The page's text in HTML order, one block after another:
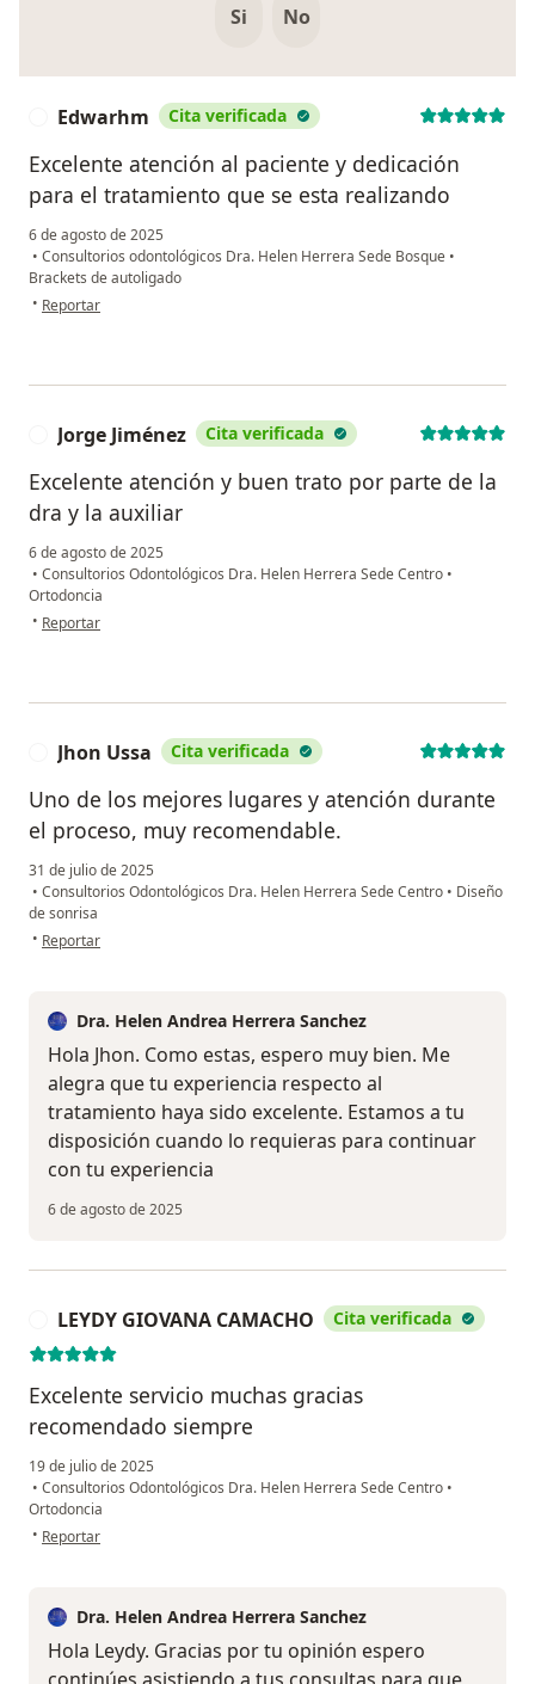
Si No
Edwarhm Cita verificada
Excelente atención al paciente y dedicación
para el tratamiento que se esta realizando
6 de agosto de 2025
• Consultorios odontológicos Dra. Helen Herrera Sede Bosque •
Brackets de autoligado
• en opinión del usuario Edwarhm
Reportar
Jorge Jiménez Cita verificada
Excelente atención y buen trato por parte de la
dra y la auxiliar
6 de agosto de 2025
• Consultorios Odontológicos Dra. Helen Herrera Sede Centro •
Ortodoncia
• en opinión del usuario Jorge Jiménez
Reportar
Jhon Ussa Cita verificada
Uno de los mejores lugares y atención durante
el proceso, muy recomendable.
31 de julio de 2025
• Consultorios Odontológicos Dra. Helen Herrera Sede Centro • Diseño
de sonrisa
• en opinión del usuario Jhon Ussa
Reportar
Dra. Helen Andrea Herrera Sanchez
Hola Jhon. Como estas, espero muy bien. Me
alegra que tu experiencia respecto al
tratamiento haya sido excelente. Estamos a tu
disposición cuando lo requieras para continuar
con tu experiencia
6 de agosto de 2025
LEYDY GIOVANA CAMACHO Cita verificada
Excelente servicio muchas gracias
recomendado siempre
19 de julio de 2025
• Consultorios Odontológicos Dra. Helen Herrera Sede Centro •
Ortodoncia
• en opinión del usuario LEYDY GIOVANA CAMACHO
Reportar
Dra. Helen Andrea Herrera Sanchez
Hola Leydy. Gracias por tu opinión espero